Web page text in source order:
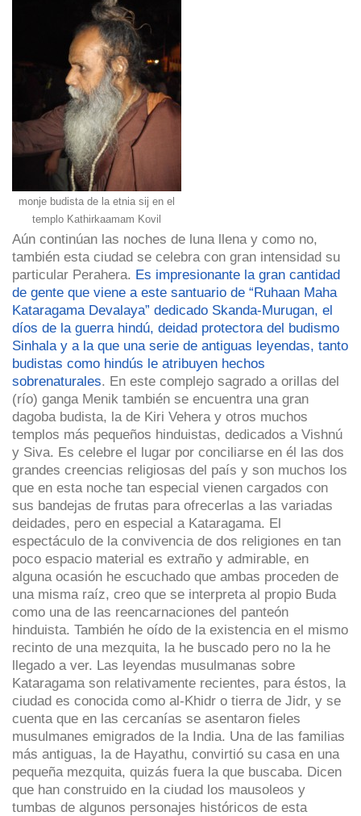
monje budista de la etnia sij en el
templo Kathirkaamam Kovil
Aún continúan las noches de luna llena y como no,
también esta ciudad se celebra con gran intensidad su
particular Perahera. Es impresionante la gran cantidad
de gente que viene a este santuario de “Ruhaan Maha
Kataragama Devalaya” dedicado Skanda-Murugan, el
díos de la guerra hindú, deidad protectora del budismo
Sinhala y a la que una serie de antiguas leyendas, tanto
budistas como hindús le atribuyen hechos
sobrenaturales. En este complejo sagrado a orillas del
(río) ganga Menik también se encuentra una gran
dagoba budista, la de Kiri Vehera y otros muchos
templos más pequeños hinduistas, dedicados a Vishnú
y Siva. Es celebre el lugar por conciliarse en él las dos
grandes creencias religiosas del país y son muchos los
que en esta noche tan especial vienen cargados con
sus bandejas de frutas para ofrecerlas a las variadas
deidades, pero en especial a Kataragama. El
espectáculo de la convivencia de dos religiones en tan
poco espacio material es extraño y admirable, en
alguna ocasión he escuchado que ambas proceden de
una misma raíz, creo que se interpreta al propio Buda
como una de las reencarnaciones del panteón
hinduista. También he oído de la existencia en el mismo
recinto de una mezquita, la he buscado pero no la he
llegado a ver. Las leyendas musulmanas sobre
Kataragama son relativamente recientes, para éstos, la
ciudad es conocida como al-Khidr o tierra de Jidr, y se
cuenta que en las cercanías se asentaron fieles
musulmanes emigrados de la India. Una de las familias
más antiguas, la de Hayathu, convirtió su casa en una
pequeña mezquita, quizás fuera la que buscaba. Dicen
que han construido en la ciudad los mausoleos y
tumbas de algunos personajes históricos de esta